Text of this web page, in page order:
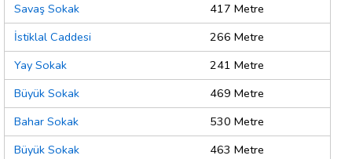
Savaş Sokak
417 Metre
İstiklal Caddesi
266 Metre
Yay Sokak
241 Metre
Büyük Sokak
469 Metre
Bahar Sokak
530 Metre
Büyük Sokak
463 Metre